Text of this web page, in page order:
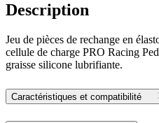
Description
Jeu de pièces de rechange en
cellule de charge PRO Racing
graisse silicone lubrifiante.
Caractéristiques et compatibilité